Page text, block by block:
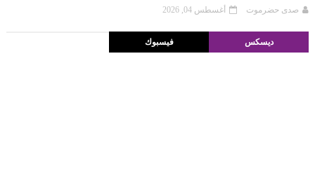
صدى حضرموت أغسطس 04, 2026
ديسكس فيسبوك